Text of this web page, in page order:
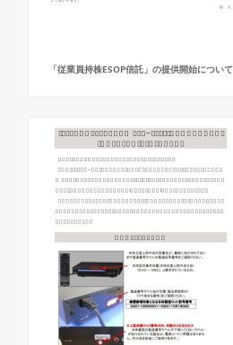
「従業員持株ESOP信託」の提供開始について